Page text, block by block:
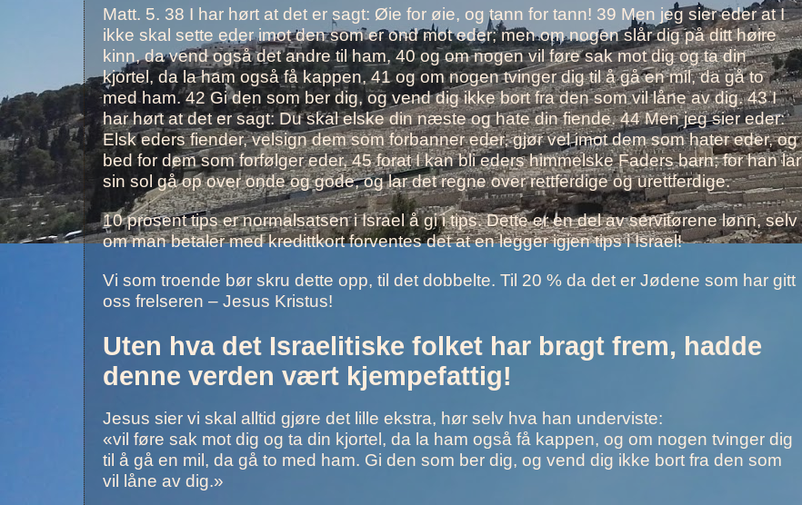
Matt. 5. 38 I har hørt at det er sagt: Øie for øie, og tann for tann! 39 Men jeg sier eder at I
ikke skal sette eder imot den som er ond mot eder; men om nogen slår dig på ditt høire
kinn, da vend også det andre til ham, 40 og om nogen vil føre sak mot dig og ta din
kjortel, da la ham også få kappen, 41 og om nogen tvinger dig til å gå en mil, da gå to
med ham. 42 Gi den som ber dig, og vend dig ikke bort fra den som vil låne av dig. 43 I
har hørt at det er sagt: Du skal elske din næste og hate din fiende. 44 Men jeg sier eder:
Elsk eders fiender, velsign dem som forbanner eder, gjør vel imot dem som hater eder, og
bed for dem som forfølger eder, 45 forat I kan bli eders himmelske Faders barn; for han lar
sin sol gå op over onde og gode, og lar det regne over rettferdige og urettferdige.
10 prosent tips er normalsatsen i Israel å gi i tips. Dette er en del av servitørene lønn, selv
om man betaler med kredittkort forventes det at en legger igjen tips i Israel!
Vi som troende bør skru dette opp, til det dobbelte. Til 20 % da det er Jødene som har gitt
oss frelseren – Jesus Kristus!
Uten hva det Israelitiske folket har bragt frem, hadde
denne verden vært kjempefattig!
Jesus sier vi skal alltid gjøre det lille ekstra, hør selv hva han underviste:
«vil føre sak mot dig og ta din kjortel, da la ham også få kappen, og om nogen tvinger dig
til å gå en mil, da gå to med ham. Gi den som ber dig, og vend dig ikke bort fra den som
vil låne av dig.»